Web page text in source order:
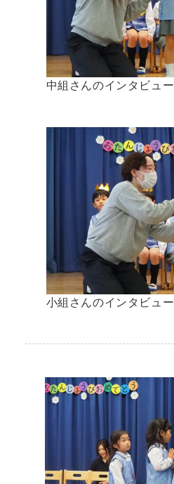
中組さんのインタビュー
小組さんのインタビュー